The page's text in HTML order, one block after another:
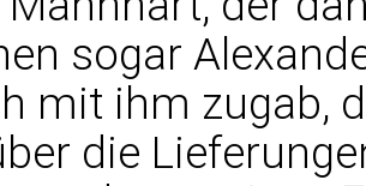
sogar
mit ihm zugab,
die